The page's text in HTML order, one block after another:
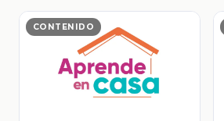
CONTENIDO